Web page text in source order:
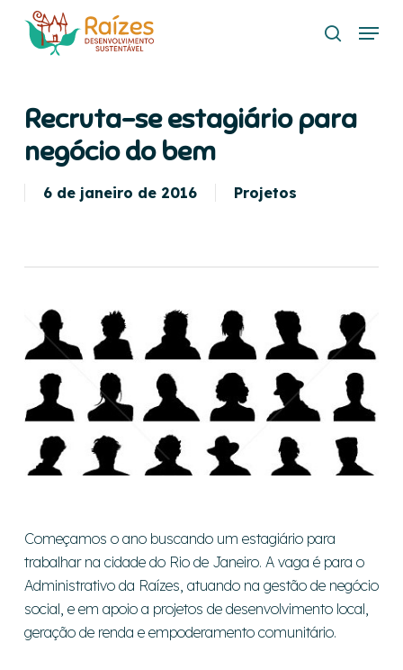
search
Menu
Recruta-se estagiário para
negócio do bem
6 de janeiro de 2016 Projetos
Começamos o ano buscando um estagiário para
trabalhar na cidade do Rio de Janeiro. A vaga é para o
Administrativo da Raízes, atuando na gestão de negócio
social, e em apoio a projetos de desenvolvimento local,
geração de renda e empoderamento comunitário.